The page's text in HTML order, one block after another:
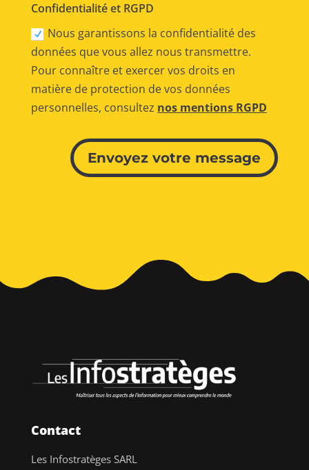
Confidentialité et RGPD
Nous garantissons la confidentialité des
données que vous allez nous transmettre.
Pour connaître et exercer vos droits en
matière de protection de vos données
personnelles, consultez nos mentions RGPD
Envoyez votre message
Contact
Les Infostratèges SARL